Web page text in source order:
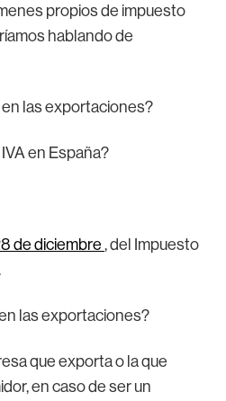
propios de impuesto
hablando de
en las exportaciones?
en España?
de diciembre , del Impuesto
las exportaciones?
que exporta o la que
en caso de ser un